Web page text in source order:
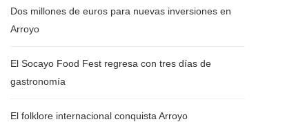
Dos millones de euros para nuevas inversiones en
Arroyo
El Socayo Food Fest regresa con tres días de
gastronomía
El folklore internacional conquista Arroyo